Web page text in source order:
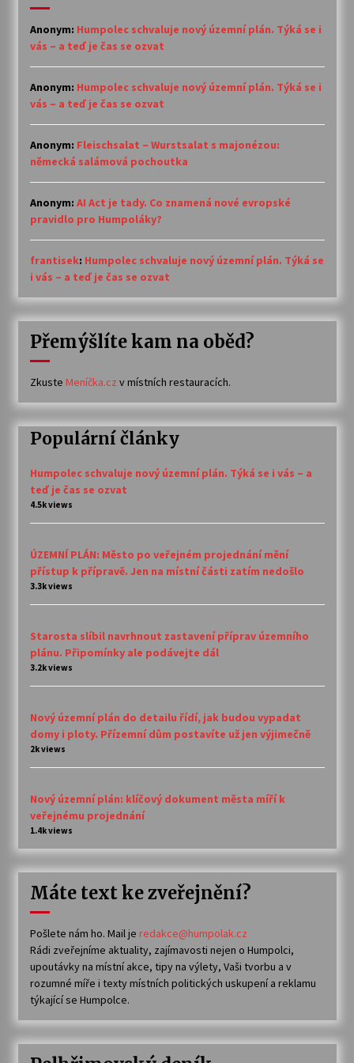
Anonym: Humpolec schvaluje nový územní plán. Týká se i
vás – a teď je čas se ozvat
Anonym: Humpolec schvaluje nový územní plán. Týká se i
vás – a teď je čas se ozvat
Anonym: Fleischsalat – Wurstsalat s majonézou:
německá salámová pochoutka
Anonym: AI Act je tady. Co znamená nové evropské
pravidlo pro Humpoláky?
frantisek: Humpolec schvaluje nový územní plán. Týká se
i vás – a teď je čas se ozvat
Přemýšlíte kam na oběd?
Zkuste Meníčka.cz v místních restauracích.
Populární články
Humpolec schvaluje nový územní plán. Týká se i vás – a
teď je čas se ozvat
4.5k views
ÚZEMNÍ PLÁN: Město po veřejném projednání mění
přístup k přípravě. Jen na místní části zatím nedošlo
3.3k views
Starosta slíbil navrhnout zastavení příprav územního
plánu. Připomínky ale podávejte dál
3.2k views
Nový územní plán do detailu řídí, jak budou vypadat
domy i ploty. Přízemní dům postavíte už jen výjimečně
2k views
Nový územní plán: klíčový dokument města míří k
veřejnému projednání
1.4k views
Máte text ke zveřejnění?
Pošlete nám ho. Mail je redakce@humpolak.cz
Rádi zveřejníme aktuality, zajímavosti nejen o Humpolci,
upoutávky na místní akce, tipy na výlety, Vaši tvorbu a v
rozumné míře i texty místních politických uskupení a reklamu
týkající se Humpolce.